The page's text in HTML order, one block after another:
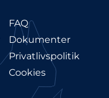
FAQ
Dokumenter
Privatlivspolitik
Cookies